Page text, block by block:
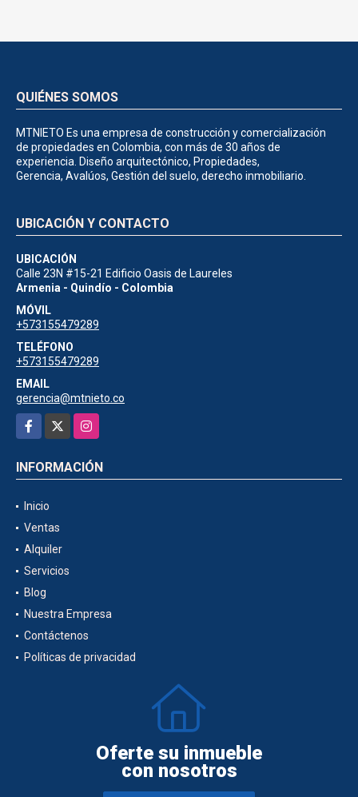
QUIÉNES SOMOS
MTNIETO Es una empresa de construcción y comercialización
de propiedades en Colombia, con más de 30 años de
experiencia. Diseño arquitectónico, Propiedades,
Gerencia, Avalúos, Gestión del suelo, derecho inmobiliario.
UBICACIÓN Y CONTACTO
UBICACIÓN
Calle 23N #15-21 Edificio Oasis de Laureles
Armenia - Quindío - Colombia
MÓVIL
+573155479289
TELÉFONO
+573155479289
EMAIL
gerencia@mtnieto.co
Facebook
Instagram
INFORMACIÓN
Inicio
Ventas
Alquiler
Servicios
Blog
Nuestra Empresa
Contáctenos
Políticas de privacidad
Oferte su inmueble
con nosotros